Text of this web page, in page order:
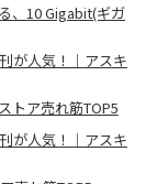
、10 Gigabit(ギガ
が人気！｜アスキ
トア売れ筋TOP5
が人気！｜アスキ